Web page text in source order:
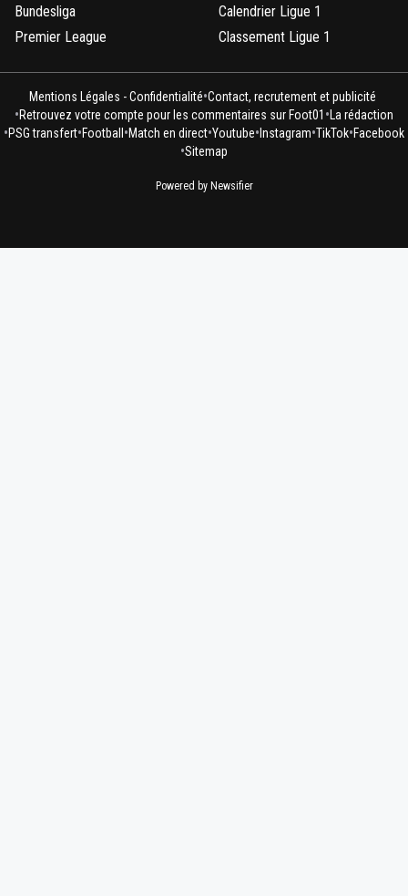
Bundesliga
Premier League
Calendrier Ligue 1
Classement Ligue 1
Mentions Légales - Confidentialité•Contact, recrutement et publicité
•Retrouvez votre compte pour les commentaires sur Foot01 •La rédaction
•PSG transfert•Football •Match en direct•Youtube• Instagram•TikTok•Facebook
•Sitemap
Powered by Newsifier